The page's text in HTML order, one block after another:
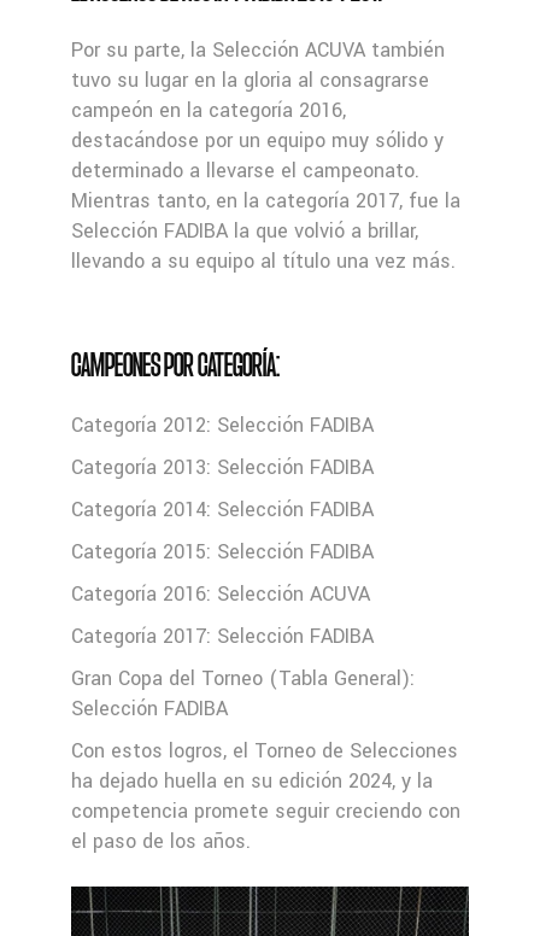
Por su parte, la Selección ACUVA también
tuvo su lugar en la gloria al consagrarse
campeón en la categoría 2016,
destacándose por un equipo muy sólido y
determinado a llevarse el campeonato.
Mientras tanto, en la categoría 2017, fue la
Selección FADIBA la que volvió a brillar,
llevando a su equipo al título una vez más.
CAMPEONES POR CATEGORÍA:
Categoría 2012: Selección FADIBA
Categoría 2013: Selección FADIBA
Categoría 2014: Selección FADIBA
Categoría 2015: Selección FADIBA
Categoría 2016: Selección ACUVA
Categoría 2017: Selección FADIBA
Gran Copa del Torneo (Tabla General):
Selección FADIBA
Con estos logros, el Torneo de Selecciones
ha dejado huella en su edición 2024, y la
competencia promete seguir creciendo con
el paso de los años.